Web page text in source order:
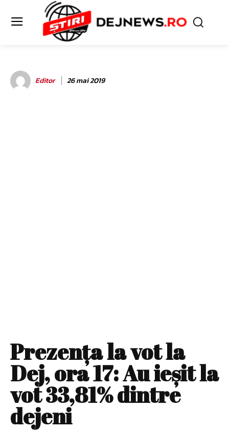
Editor 26 mai 2019
Prezenţa la vot la
Dej, ora 17: Au ieşit la
vot 33,81% dintre
dejeni